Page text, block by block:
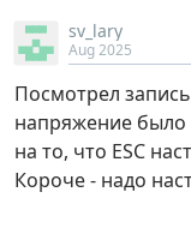
sv_lary
Aug 2025
Посмотрел
напряжение было
на то, что ESC
Короче - надо